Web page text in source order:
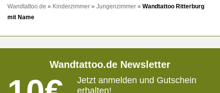
Wandtattoo.de » Kinderzimmer » Jungenzimmer » Wandtattoo Ritterburg
mit Name
Wandtattoo.de Newsletter
Jetzt anmelden und Gutschein
erhalten!